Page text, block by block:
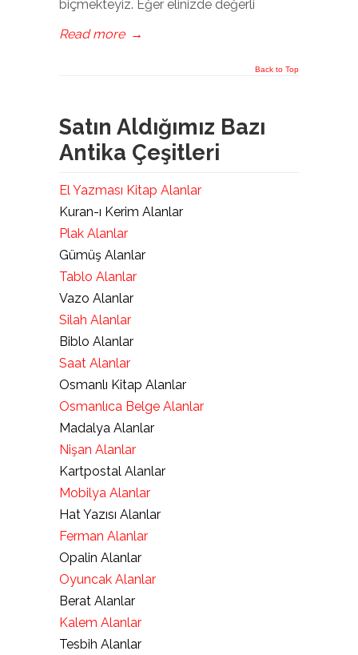
biçmekteyiz. Eğer elinizde değerli
Read more →
Back to Top
Satın Aldığımız Bazı
Antika Çeşitleri
El Yazması Kitap Alanlar
Kuran-ı Kerim Alanlar
Plak Alanlar
Gümüş Alanlar
Tablo Alanlar
Vazo Alanlar
Silah Alanlar
Biblo Alanlar
Saat Alanlar
Osmanlı Kitap Alanlar
Osmanlıca Belge Alanlar
Madalya Alanlar
Nişan Alanlar
Kartpostal Alanlar
Mobilya Alanlar
Hat Yazısı Alanlar
Ferman Alanlar
Opalin Alanlar
Oyuncak Alanlar
Berat Alanlar
Kalem Alanlar
Tesbih Alanlar